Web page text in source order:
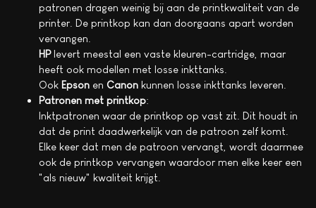
patronen dragen weinig bij aan de printkwaliteit van de
printer. De printkop kan dan doorgaans apart worden
vervangen.
HPlevert meestal een vaste kleuren-cartridge, maar
heeft ook modellen met losse inkttanks.
Ook Epson en Canon kunnen losse inkttanks leveren.
Patronen met printkop:
Inktpatronen waar de printkop op vast zit. Dit houdt in
dat de print daadwerkelijk van de patroon zelf komt.
Elke keer dat men de patroon vervangt, wordt daarmee
ook de printkop vervangen waardoor men elke keer een
"als nieuw" kwaliteit krijgt.